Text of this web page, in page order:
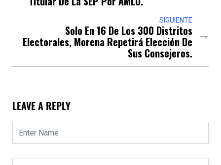
SIGUIENTE
Solo En 16 De Los 300 Distritos
Electorales, Morena Repetirá Elección De
Sus Consejeros.
LEAVE A REPLY